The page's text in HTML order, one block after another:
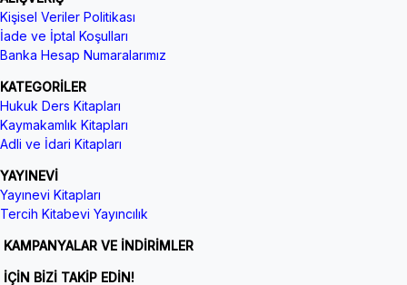
Kişisel Veriler Politikası
İade ve İptal Koşulları
Banka Hesap Numaralarımız
KATEGORİLER
Hukuk Ders Kitapları
Kaymakamlık Kitapları
Adli ve İdari Kitapları
YAYINEVİ
Yayınevi Kitapları
Tercih Kitabevi Yayıncılık
KAMPANYALAR VE İNDİRİMLER
İÇİN BİZİ TAKİP EDİN!